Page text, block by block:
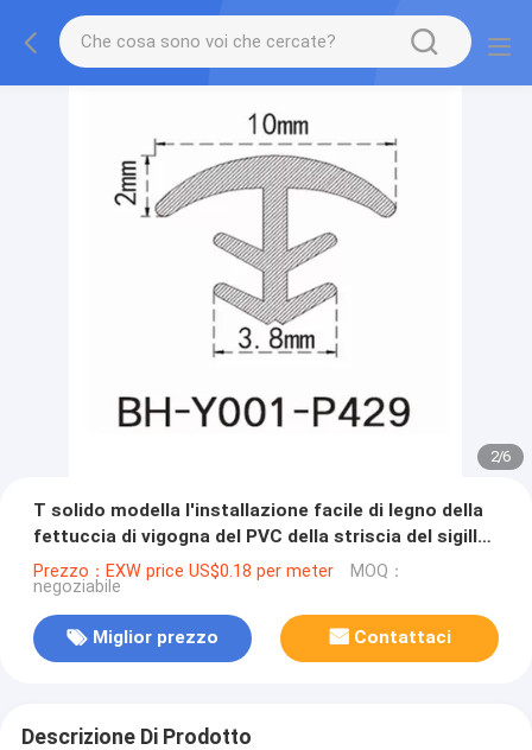
2/6
T solido modella l'installazione facile di legno della
fettuccia di vigogna del PVC della striscia del sigillo
alla porta
Prezzo：EXW price US$0.18 per meter MOQ：
negoziabile
Miglior prezzo Contattaci
Descrizione Di Prodotto